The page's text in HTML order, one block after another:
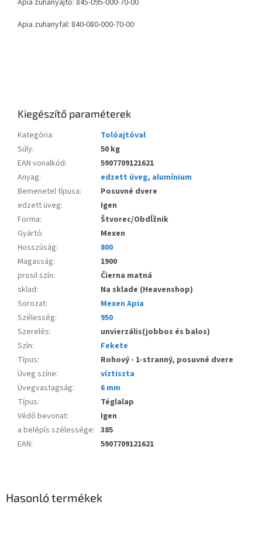
Apia zuhanyfal: 840-080-000-70-00
Kiegészítő paraméterek
Kategória:
Tolóajtóval
Súly:
50 kg
EAN vonalkód:
5907709121621
Anyag: edzett üveg, alumínium
Bemenetel típusa:
Posuvné dvere
edzett üveg:
Igen
Forma:
Štvorec/Obdĺžnik
Gyártó:
Mexen
Hosszúság:
800
Magasság:
1900
prosil szín:
Čierna matná
sklad:
Na sklade (Heavenshop)
Sorozat:
Mexen Apia
Szélesség:
950
Szerelés:
unvierzális(jobbos és balos)
Szín:
Fekete
Típus:
Rohový - 1-stranný, posuvné dvere
Üveg színe:
víztiszta
Üvegvastagság:
6 mm
Típus:
Téglalap
Védő bevonat:
Igen
a belépís szélessége: 385
EAN: 5907709121621
Hasonló termékek